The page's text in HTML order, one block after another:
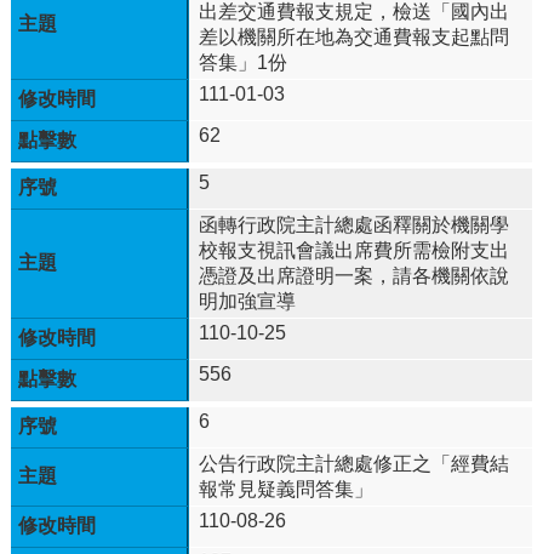
程
美
術
班
招
生
&
果
東
明
自
造
教
育
及
科
技
出差交通費報支規定，檢送「國內出
差以機關所在地為交通費報支起點問
答集」1份
111-01-03
62
5
函轉行政院主計總處函釋關於機關學
校報支視訊會議出席費所需檢附支出
憑證及出席證明一案，請各機關依說
明加強宣導
110-10-25
556
6
公告行政院主計總處修正之「經費結
報常見疑義問答集」
110-08-26